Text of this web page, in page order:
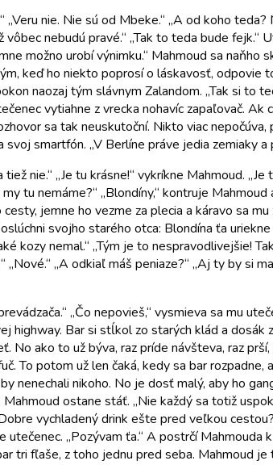
„Veru nie. Nie sú od Mbeke.“ „A od koho
nebudú pravé.“ „Tak to teda bude fejk.“
možno urobí výnimku.“ Mahmoud sa
keď ho niekto poprosí o láskavosť,
naozaj tým slávnym Zalandom. „Tak si to
vytiahne z vrecka nohavíc zapaľovač.
sa tak neuskutoční. Nikto viac
smartfón. „V Berlíne práve jedia zemiaky a
tiež nie.“ „Je tu krásne!“ vykríkne Mahmoud.
tu nemáme?“ „Blondíny,“ kontruje
jemne ho vezme za plecia a káravo sa
svojho starého otca: Blondína ťa
kozy nemal.“ „Tým je to nespravodlivejšie!
„Nové.“ „A odkiaľ máš peniaze?“ „Aj ty by si
„Čo nepovieš,“ vysmieva sa mu
highway. Bar si stĺkol zo starých klád a
No ako to už býva, raz príde návšteva, raz
To potom už len čaká, kedy sa bar
nenechali nikoho. No je dosť malý, aby ho
Mahmoud ostane stáť. „Nie každý sa totiž
vychladený drink ešte pred veľkou
utečenec. „Pozývam ťa.“ A postrčí
tri fľaše, z toho jednu pred seba. Mahmoud je